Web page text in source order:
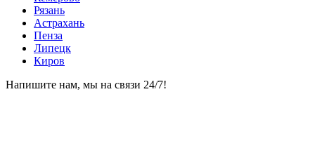
Рязань
Астрахань
Пенза
Липецк
Киров
Напишите нам, мы на связи 24/7!